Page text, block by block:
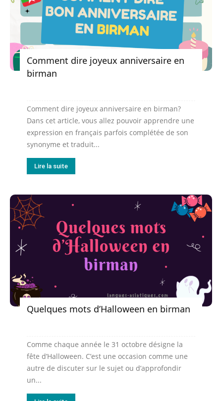
Comment dire joyeux anniversaire en
birman
Comment dire joyeux anniversaire en birman?
Dans cet article, vous allez pouvoir apprendre une
expression en français parfois complétée de son
synonyme et traduit...
Lire la suite
Quelques mots d’Halloween en birman
Comme chaque année le 31 octobre désigne la
fête d’Halloween. C’est une occasion comme une
autre de discuter sur le sujet ou d’approfondir
un...